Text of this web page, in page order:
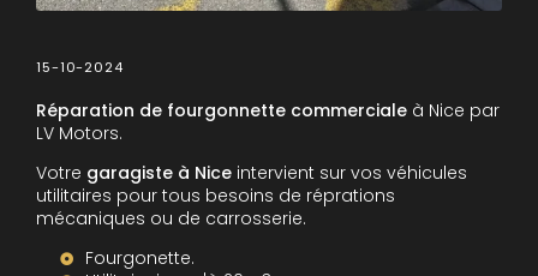
15-10-2024
Réparation de fourgonnette commerciale à Nice par
LV Motors.
Votre garagiste à Nice intervient sur vos véhicules
utilitaires pour tous besoins de réprations
mécaniques ou de carrosserie.
Fourgonette.